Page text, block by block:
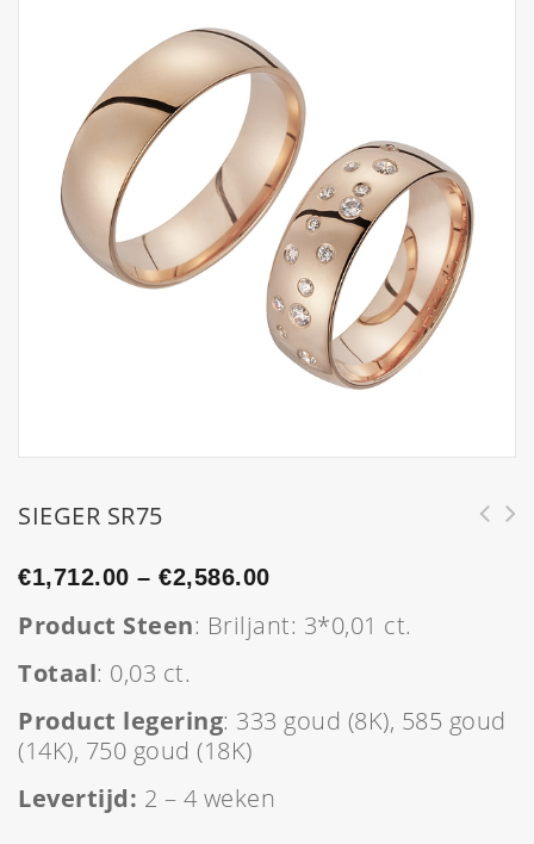
SIEGER SR75
€1,712.00 – €2,586.00
Product Steen: Briljant: 3*0,01 ct.
Totaal: 0,03 ct.
Product legering: 333 goud (8K), 585 goud
(14K), 750 goud (18K)
Levertijd: 2 – 4 weken